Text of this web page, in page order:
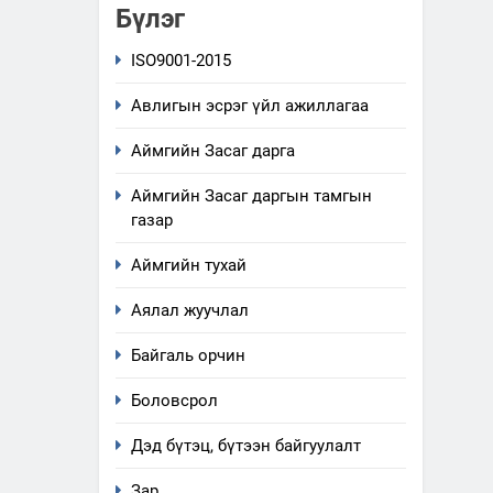
Бүлэг
ISO9001-2015
Авлигын эсрэг үйл ажиллагаа
Аймгийн Засаг дарга
Аймгийн Засаг даргын тамгын
газар
Аймгийн тухай
Аялал жуучлал
Байгаль орчин
Боловсрол
Дэд бүтэц, бүтээн байгуулалт